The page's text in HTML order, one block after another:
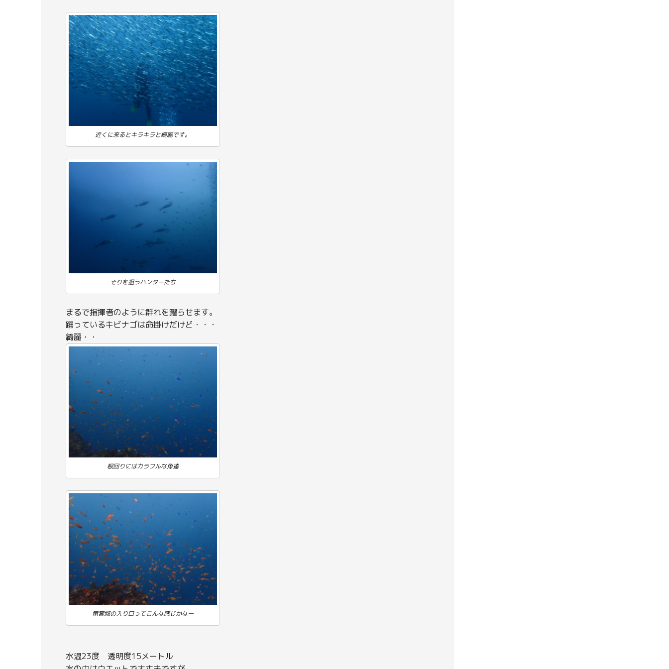
近くに来るとキラキラと綺麗です。
そりを狙うハンターたち
まるで指揮者のように群れを躍らせます。
踊っているキビナゴは命掛けだけど・・・
綺麗・・
根回りにはカラフルな魚達
竜宮城の入り口ってこんな感じかなー
水温23度 透明度15メートル